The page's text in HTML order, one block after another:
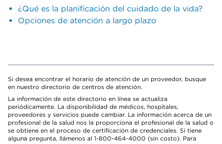
¿Qué es la planificación del cuidado de la vida?
Opciones de atención a largo plazo
Si desea encontrar el horario de atención de un proveedor, busque
en nuestro directorio de centros de atención.
La información de este directorio en línea se actualiza
periódicamente. La disponibilidad de médicos, hospitales,
proveedores y servicios puede cambiar. La información acerca de un
profesional de la salud nos la proporciona el profesional de la salud o
se obtiene en el proceso de certificación de credenciales. Si tiene
alguna pregunta, llámenos al 1-800-464-4000 (sin costo). Para